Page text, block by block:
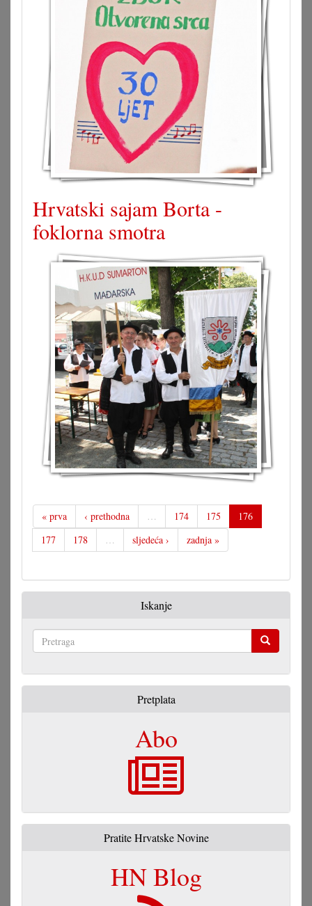
Hrvatski sajam Borta -
foklorna smotra
« prva ‹ prethodna … 174 175
176
177
178 … sljedeća › zadnja »
Iskanje
Pretplata
Abo
Pratite Hrvatske Novine
HN Blog